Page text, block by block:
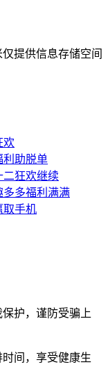
提供信息存储空间
欢
利助脱单
二狂欢继续
多多福利满满
取手机
护，谨防受骗上
间，享受健康生